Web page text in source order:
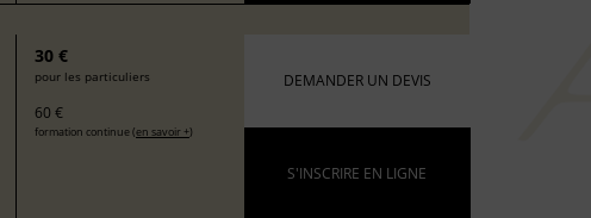
30 €
pour les particuliers
60 €
formation continue (en savoir +)
DEMANDER UN DEVIS
S'INSCRIRE EN LIGNE